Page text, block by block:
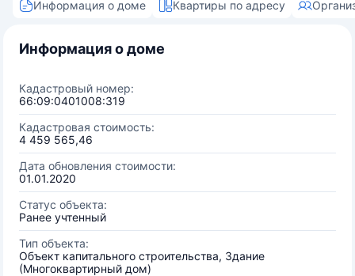
Информация о доме Квартиры по адресу
Информация о доме
Кадастровый номер:
66:09:0401008:319
Кадастровая стоимость:
4 459 565,46
Дата обновления стоимости:
01.01.2020
Статус объекта:
Ранее учтенный
Тип объекта:
Объект капитального строительства, Здание
(Многоквартирный дом)